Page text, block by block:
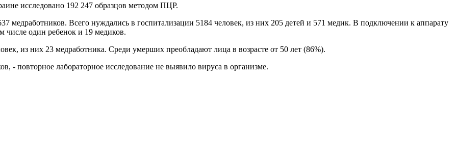
исследовано 192 247 образцов методом ПЦР.
медработников. Всего нуждались в госпитализации 5184 человек, из них 205 детей и 571 медик. В подключении к аппарату
числе один ребенок и 19 медиков.
из них 23 медработника. Среди умерших преобладают лица в возрасте от 50 лет (86%).
- повторное лабораторное исследование не выявило вируса в организме.